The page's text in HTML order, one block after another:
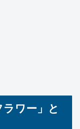
ラワー」と